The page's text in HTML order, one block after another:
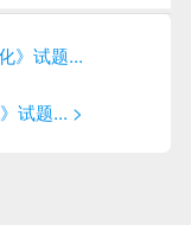
》试题...
试题... >